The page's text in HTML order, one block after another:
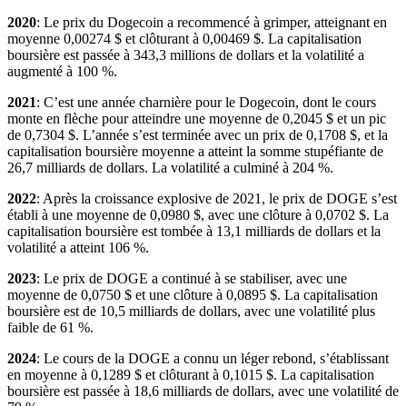
2020: Le prix du Dogecoin a recommencé à grimper, atteignant en
moyenne 0,00274 $ et clôturant à 0,00469 $. La capitalisation
boursière est passée à 343,3 millions de dollars et la volatilité a
augmenté à 100 %.
2021: C’est une année charnière pour le Dogecoin, dont le cours
monte en flèche pour atteindre une moyenne de 0,2045 $ et un pic
de 0,7304 $. L’année s’est terminée avec un prix de 0,1708 $, et la
capitalisation boursière moyenne a atteint la somme stupéfiante de
26,7 milliards de dollars. La volatilité a culminé à 204 %.
2022: Après la croissance explosive de 2021, le prix de DOGE s’est
établi à une moyenne de 0,0980 $, avec une clôture à 0,0702 $. La
capitalisation boursière est tombée à 13,1 milliards de dollars et la
volatilité a atteint 106 %.
2023: Le prix de DOGE a continué à se stabiliser, avec une
moyenne de 0,0750 $ et une clôture à 0,0895 $. La capitalisation
boursière est de 10,5 milliards de dollars, avec une volatilité plus
faible de 61 %.
2024: Le cours de la DOGE a connu un léger rebond, s’établissant
en moyenne à 0,1289 $ et clôturant à 0,1015 $. La capitalisation
boursière est passée à 18,6 milliards de dollars, avec une volatilité de